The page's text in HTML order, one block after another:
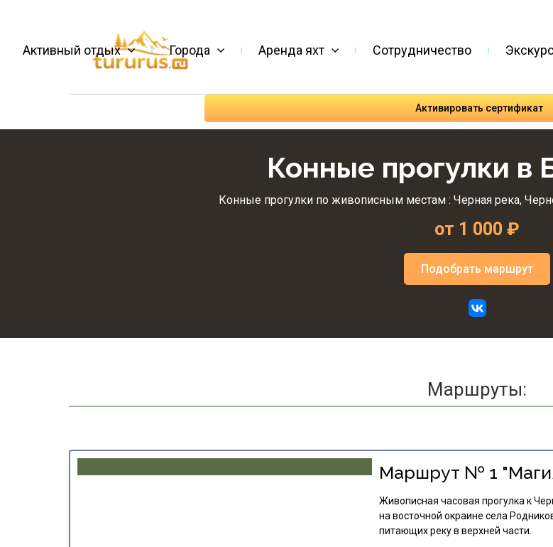
Активный отдых Города Аренда яхт Сотрудничество
Активировать сертификат
Конные прогулки в
Конные прогулки по живописным местам : Черная река,
от 1 000 ₽
Подобрать маршрут
Маршруты:
Маршрут № 1
Живописная часовая прогулка к
на восточной окраине села
питающих реку в верхней части.